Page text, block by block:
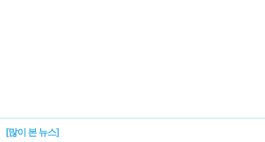
[많이 본 뉴스]